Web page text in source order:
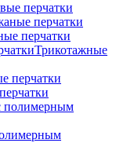
перчатки
перчатки
Трикотажные